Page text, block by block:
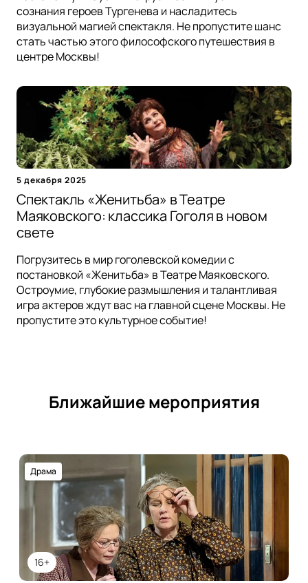
сознания героев Тургенева и насладитесь
визуальной магией спектакля. Не пропустите шанс
стать частью этого философского путешествия в
центре Москвы!
5 декабря 2025
Спектакль «Женитьба» в Театре
Маяковского: классика Гоголя в новом
свете
Погрузитесь в мир гоголевской комедии с
постановкой «Женитьба» в Театре Маяковского.
Остроумие, глубокие размышления и талантливая
игра актеров ждут вас на главной сцене Москвы. Не
пропустите это культурное событие!
Ближайшие мероприятия
16+
Драма